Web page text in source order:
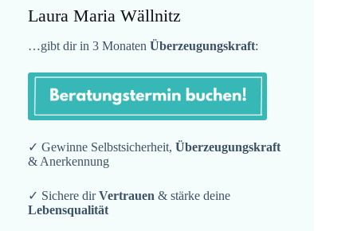
Laura Maria Wällnitz
…gibt dir in 3 Monaten Überzeugungskraft:
✓ Gewinne Selbstsicherheit, Überzeugungskraft
& Anerkennung
✓ Sichere dirVertrauen & stärke deine
Lebensqualität